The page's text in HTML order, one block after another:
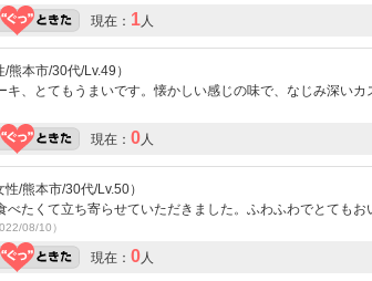
現在： 1人
本市/30代/Lv.49）
キ、とてもうまいです。懐かしい感じの味で、なじみ深いカ
現在： 0人
/熊本市/30代/Lv.50）
べたくて立ち寄らせていただきました。ふわふわでとても
08/10）
現在： 0人